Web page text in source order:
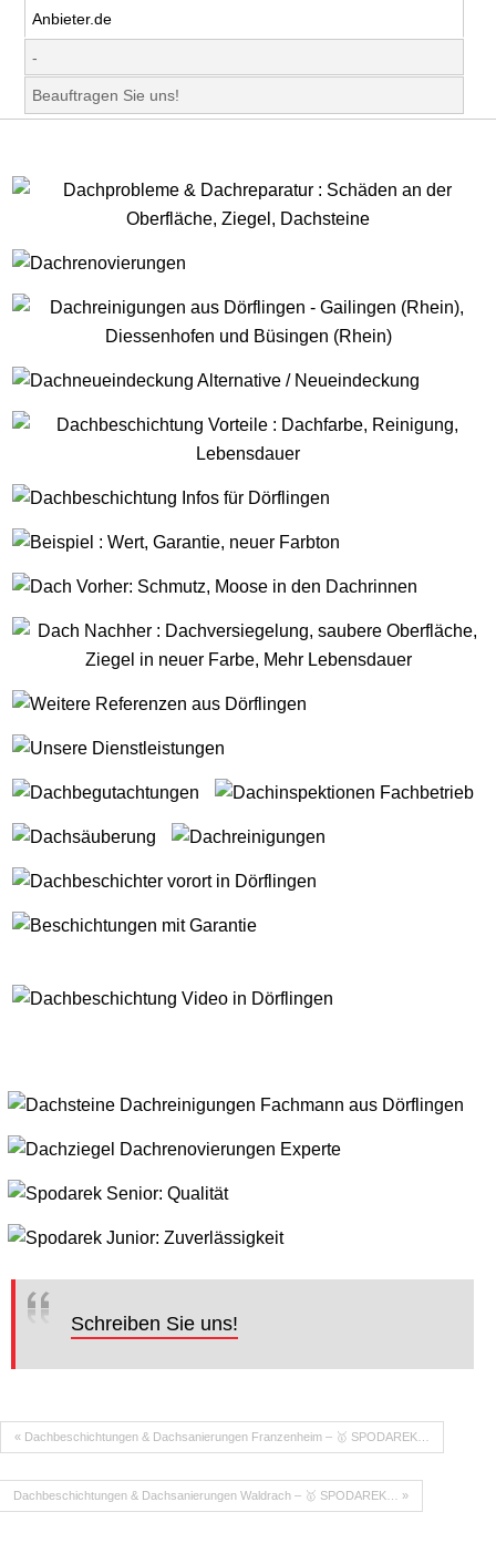
Anbieter.de
-
Beauftragen Sie uns!
Schreiben Sie uns!
« Dachbeschichtungen & Dachsanierungen Franzenheim – 🥇 SPODAREK…
Dachbeschichtungen & Dachsanierungen Waldrach – 🥇 SPODAREK… »